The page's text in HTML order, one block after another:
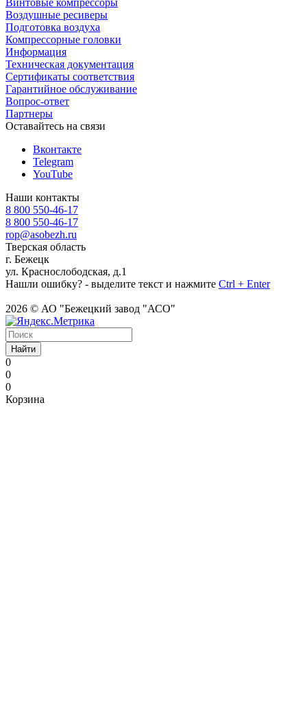
Воздушные ресиверы
Подготовка воздуха
Компрессорные головки
Информация
Техническая документация
Сертификаты соответствия
Гарантийное обслуживание
Вопрос-ответ
Партнеры
Оставайтесь на связи
Вконтакте
Telegram
YouTube
Наши контакты
8 800 550-46-17
8 800 550-46-17
rop@asobezh.ru
Тверская область
г. Бежецк
ул. Краснослободская, д.1
Нашли ошибку? - выделите текст и нажмите Ctrl + Enter
2026 © АО "Бежецкий завод "АСО"
Найти
0
0
0
Корзина